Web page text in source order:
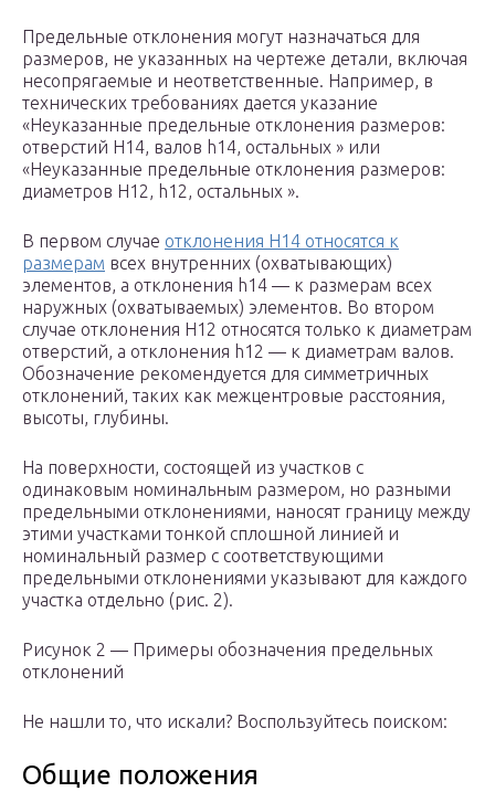
Предельные отклонения могут назначаться для
размеров, не указанных на чертеже детали, включая
несопрягаемые и неответственные. Например, в
технических требованиях дается указание
«Неуказанные предельные отклонения размеров:
отверстий H14, валов h14, остальных » или
«Неуказанные предельные отклонения размеров:
диаметров H12, h12, остальных ».
В первом случае отклонения H14 относятся к
размерам всех внутренних (охватывающих)
элементов, а отклонения h14 — к размерам всех
наружных (охватываемых) элементов. Во втором
случае отклонения H12 относятся только к диаметрам
отверстий, а отклонения h12 — к диаметрам валов.
Обозначение рекомендуется для симметричных
отклонений, таких как межцентровые расстояния,
высоты, глубины.
На поверхности, состоящей из участков с
одинаковым номинальным размером, но разными
предельными отклонениями, наносят границу между
этими участками тонкой сплошной линией и
номинальный размер с соответствующими
предельными отклонениями указывают для каждого
участка отдельно (рис. 2).
Рисунок 2 — Примеры обозначения предельных
отклонений
Не нашли то, что искали? Воспользуйтесь поиском:
Общие положения